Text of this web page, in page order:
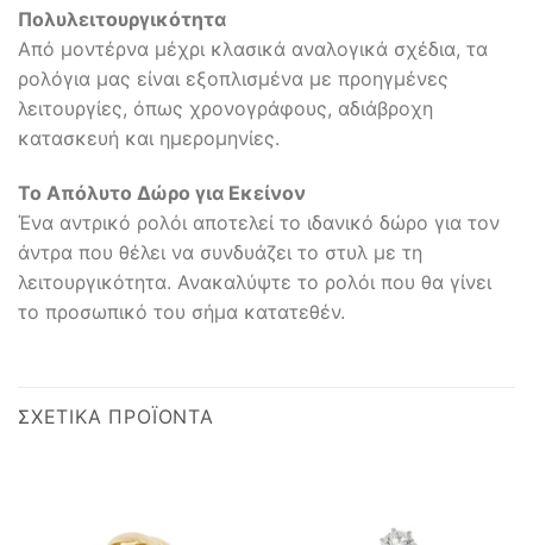
Πολυλειτουργικότητα
Από μοντέρνα μέχρι κλασικά αναλογικά σχέδια, τα
ρολόγια μας είναι εξοπλισμένα με προηγμένες
λειτουργίες, όπως χρονογράφους, αδιάβροχη
κατασκευή και ημερομηνίες.
Το Απόλυτο Δώρο για Εκείνον
Ένα αντρικό ρολόι αποτελεί το ιδανικό δώρο για τον
άντρα που θέλει να συνδυάζει το στυλ με τη
λειτουργικότητα. Ανακαλύψτε το ρολόι που θα γίνει
το προσωπικό του σήμα κατατεθέν.
ΣΧΕΤΙΚΆ ΠΡΟΪΌΝΤΑ